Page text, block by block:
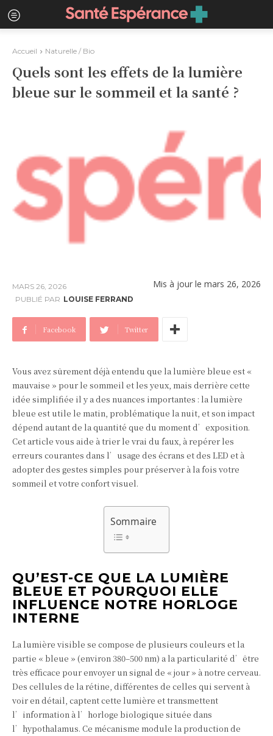
Accueil Naturelle / Bio
Quels sont les effets de la lumière
bleue sur le sommeil et la santé ?
MARS 26, 2026 Mis à jour le mars 26, 2026
PUBLIÉ PAR LOUISE FERRAND
Facebook Twitter
Vous avez sûrement déjà entendu que la lumière bleue est «
mauvaise » pour le sommeil et les yeux, mais derrière cette
idée simplifiée il y a des nuances importantes : la lumière
bleue est utile le matin, problématique la nuit, et son impact
dépend autant de la quantité que du moment d’exposition.
Cet article vous aide à trier le vrai du faux, à repérer les
erreurs courantes dans l’usage des écrans et des LED et à
adopter des gestes simples pour préserver à la fois votre
sommeil et votre confort visuel.
Sommaire
QU’EST-CE QUE LA LUMIÈRE
BLEUE ET POURQUOI ELLE
INFLUENCE NOTRE HORLOGE
INTERNE
La lumière visible se compose de plusieurs couleurs et la
partie « bleue » (environ 380–500 nm) a la particularité d’être
très efficace pour envoyer un signal de « jour » à notre cerveau.
Des cellules de la rétine, différentes de celles qui servent à
voir en détail, captent cette lumière et transmettent
l’information à l’horloge biologique située dans
l’hypothalamus. Ce mécanisme module la production de